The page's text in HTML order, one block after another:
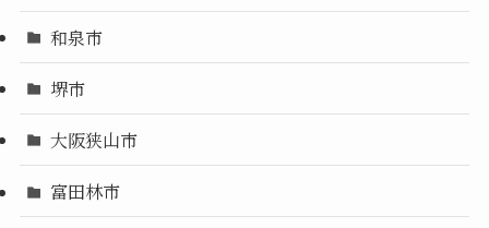
和泉市
堺市
大阪狭山市
富田林市